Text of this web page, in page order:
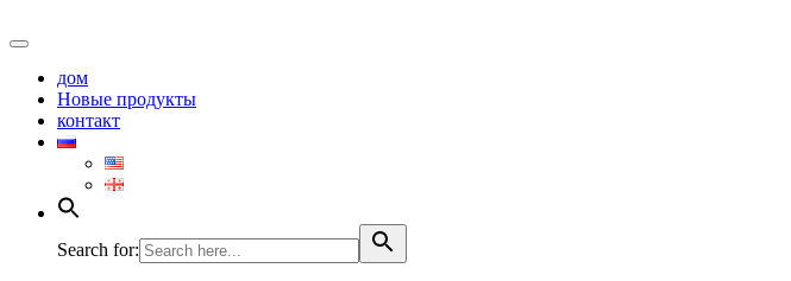
дом
Новые продукты
контакт
Search for: